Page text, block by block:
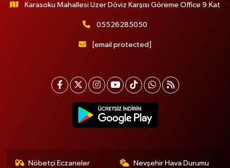
Karasoku Mahallesi Uzer Döviz Karşısı Göreme Office 9.Kat
05526285050
[email protected]
Nöbetçi Eczaneler Nevşehir Hava Durumu